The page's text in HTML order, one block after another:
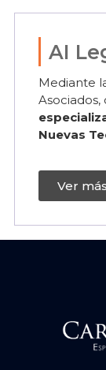
AI
Mediante
Nuevas
Ver más